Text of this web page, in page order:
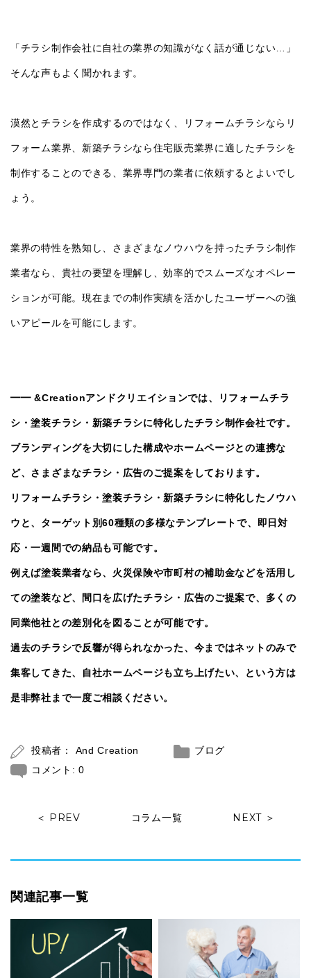
「チラシ制作会社に自社の業界の知識がなく話が通じない…」
そんな声もよく聞かれます。
漠然とチラシを作成するのではなく、リフォームチラシならリ
フォーム業界、新築チラシなら住宅販売業界に適したチラシを
制作することのできる、業界専門の業者に依頼するとよいでし
ょう。
業界の特性を熟知し、さまざまなノウハウを持ったチラシ制作
業者なら、貴社の要望を理解し、効率的でスムーズなオペレー
ションが可能。現在までの制作実績を活かしたユーザーへの強
いアピールを可能にします。
━━&Creationアンドクリエイションでは、リフォームチラ
シ・塗装チラシ・新築チラシに特化したチラシ制作会社です。
ブランディングを大切にした構成やホームページとの連携な
ど、さまざまなチラシ・広告のご提案をしております。
リフォームチラシ・塗装チラシ・新築チラシに特化したノウハ
ウと、ターゲット別60種類の多様なテンプレートで、即日対
応・一週間での納品も可能です。
例えば塗装業者なら、火災保険や市町村の補助金などを活用し
ての塗装など、間口を広げたチラシ・広告のご提案で、多くの
同業他社との差別化を図ることが可能です。
過去のチラシで反響が得られなかった、今まではネットのみで
集客してきた、自社ホームページも立ち上げたい、という方は
是非弊社まで一度ご相談ください。
投稿者： And Creation
ブログ
コメント:0
＜ PREV コラム一覧 NEXT ＞
関連記事一覧